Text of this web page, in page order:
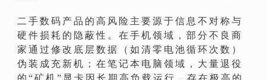
二手数码产品的高风险主要源于信息不对称与
硬件损耗的隐蔽性。在手机领域，部分不良商
家通过修改底层数据（如清零电池循环次数）
伪装成充新机；在笔记本电脑领域，大量退役